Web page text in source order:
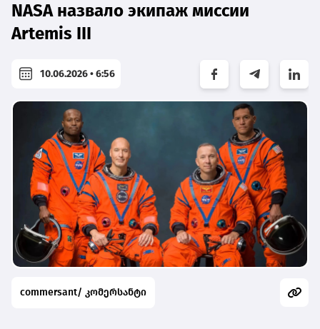
NASA назвало экипаж миссии
Artemis III
10.06.2026 • 6:56
commersant/ კომერსანტი